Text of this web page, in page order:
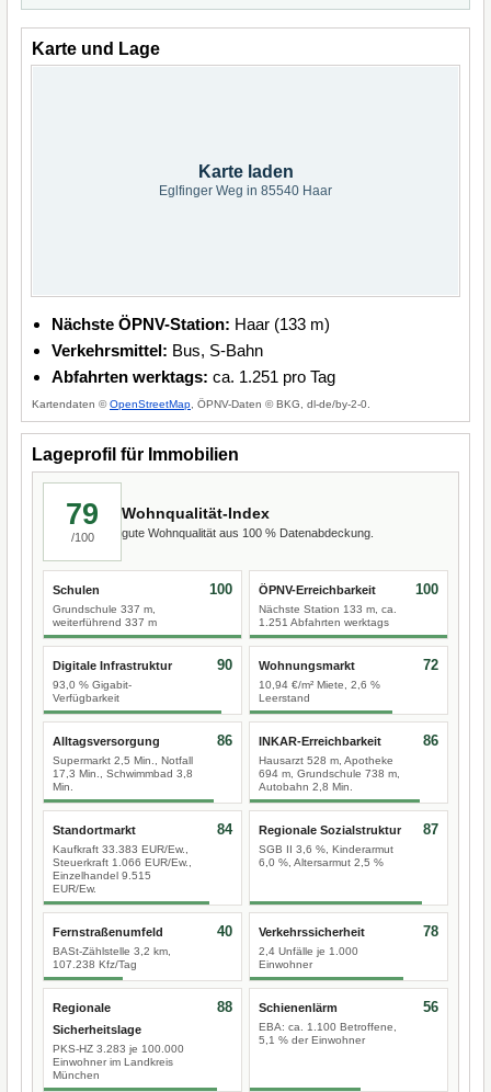
Karte und Lage
Karte laden
Eglfinger Weg in 85540 Haar
Nächste ÖPNV-Station: Haar (133 m)
Verkehrsmittel: Bus, S-Bahn
Abfahrten werktags: ca. 1.251 pro Tag
Kartendaten ©OpenStreetMap , ÖPNV-Daten © BKG, dl-de/by-2-0.
Lageprofil für Immobilien
79
/100
Wohnqualität-Index
gute Wohnqualität aus 100 % Datenabdeckung.
Schulen
Grundschule 337 m,
weiterführend 337 m
100 ÖPNV-Erreichbarkeit
Nächste Station 133 m, ca.
1.251 Abfahrten werktags
100
Digitale Infrastruktur
93,0 % Gigabit-
Verfügbarkeit
90 Wohnungsmarkt
10,94 €/m² Miete, 2,6 %
Leerstand
72
Alltagsversorgung
Supermarkt 2,5 Min., Notfall
17,3 Min., Schwimmbad 3,8
Min.
86 INKAR-Erreichbarkeit
Hausarzt 528 m, Apotheke
694 m, Grundschule 738 m,
Autobahn 2,8 Min.
86
Standortmarkt
Kaufkraft 33.383 EUR/Ew.,
Steuerkraft 1.066 EUR/Ew.,
Einzelhandel 9.515
EUR/Ew.
84 Regionale Sozialstruktur
SGB II 3,6 %, Kinderarmut
6,0 %, Altersarmut 2,5 %
87
Fernstraßenumfeld
BASt-Zählstelle 3,2 km,
107.238 Kfz/Tag
40 Verkehrssicherheit
2,4 Unfälle je 1.000
Einwohner
78
Regionale
Sicherheitslage
PKS-HZ 3.283 je 100.000
Einwohner im Landkreis
München
88 Schienenlärm
EBA: ca. 1.100 Betroffene,
5,1 % der Einwohner
56